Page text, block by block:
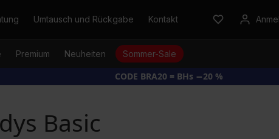
Umtausch und Rückgabe Kontakt
Premium Neuheiten Sommer-Sale
CODE BRA20 = BHs −20 %
Basic